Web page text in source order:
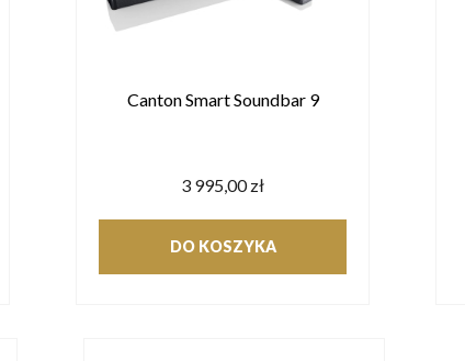
Canton Smart Soundbar 9
3 995,00 zł
DO KOSZYKA